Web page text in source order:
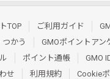
TOP ご利用ガイド
かう
GMOポイントアン
ポイント通帳 GMO
せ
利用規約
Cookie